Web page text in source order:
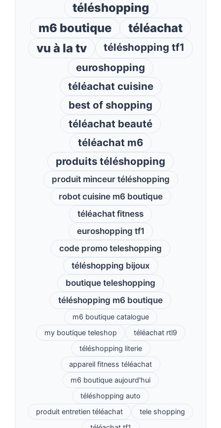
téléshopping
m6 boutique
téléachat
vu à la tv
téléshopping tf1
euroshopping
téléachat cuisine
best of shopping
téléachat beauté
téléachat m6
produits téléshopping
produit minceur téléshopping
robot cuisine m6 boutique
téléachat fitness
euroshopping tf1
code promo teleshopping
téléshopping bijoux
boutique teleshopping
téléshopping m6 boutique
m6 boutique catalogue
my boutique teleshop
téléachat rtl9
téléshopping literie
appareil fitness téléachat
m6 boutique aujourd'hui
téléshopping auto
produit entretien téléachat
tele shopping